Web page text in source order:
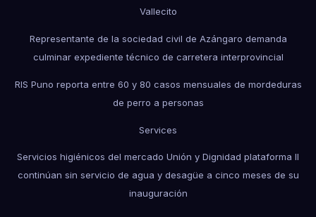
Vallecito
Representante de la sociedad civil de Azángaro demanda
culminar expediente técnico de carretera interprovincial
RIS Puno reporta entre 60 y 80 casos mensuales de mordeduras
de perro a personas
Services
Servicios higiénicos del mercado Unión y Dignidad plataforma II
continúan sin servicio de agua y desagüe a cinco meses de su
inauguración